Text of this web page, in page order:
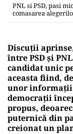
PNL si PSD, pasi
comasarea
Discuții
între PSD și
candidat unic
aceasta fiind,
unor informații
democrații
propus,
puternică din
creionat un